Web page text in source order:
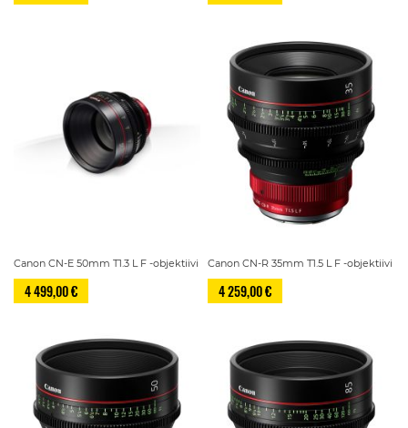
Canon CN-E 50mm T1.3 L F -objektiivi
4 499,00 €
Canon CN-R 35mm T1.5 L F -objektiivi
4 259,00 €